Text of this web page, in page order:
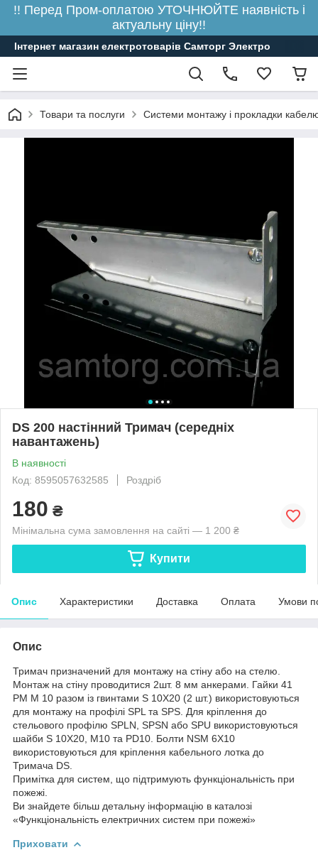
!! Перед Пром-оплатою УТОЧНЮЙТЕ наявність і
актуальну ціну!!
Інтернет магазин електротоварів Самторг Электро
Товари та послуги Системи монтажу і прокладки
DS 200 настінний Тримач (середніх
навантажень)
В наявності
Код: 8595057632585
Роздріб
180 ₴
Мінімальна сума замовлення на сайті — 1 200 ₴
Купити
Опис Характеристики Доставка Оплата Умови
Опис
Тримач призначений для монтажу на стіну або на стелю.
Монтаж на стіну проводитися 2шт. 8 мм анкерами. Гайки 41
PM M 10 разом із гвинтами S 10X20 (2 шт.) використовуються
для монтажу на профілі SPL та SPS. Для кріплення до
стельового профілю SPLN, SPSN або SPU використовуються
шайби S 10X20, M10 та PD10. Болти NSM 6X10
використовуються для кріплення кабельного лотка до
Тримача DS.
Примітка для систем, що підтримують функціональність при
пожежі.
Ви знайдете більш детальну інформацію в каталозі
«Функціональність електричних систем при пожежі»
Приховати